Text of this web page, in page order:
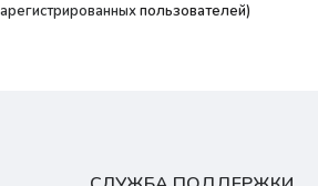
пользователей)